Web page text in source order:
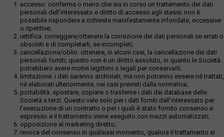
accesso: conferma o meno che sia in corso un trattamento dei dati
personali dell’interessato e diritto di accesso agli stessi; non è
possibile rispondere a richieste manifestamente infondate, eccessive
o ripetitive;
rettifica: correggere/ottenere la correzione dei dati personali se errati o
obsoleti e di completarli, se incompleti;
cancellazione/oblio: ottenere, in alcuni casi, la cancellazione dei dati
personali forniti; questo non è un diritto assoluto, in quanto le Società
potrebbero avere motivi legittimi o legali per conservarli;
limitazione: i dati saranno archiviati, ma non potranno essere né trattati,
né elaborati ulteriormente, nei casi previsti dalla normativa;
portabilità: spostare, copiare o trasferire i dati dai database delle
Società a terzi. Questo vale solo per i dati forniti dall’interessato per
l’esecuzione di un contratto o per i quali è stato fornito consenso e
espresso e il trattamento viene eseguito con mezzi automatizzati;
opposizione al marketing diretto;
revoca del consenso in qualsiasi momento, qualora il trattamento si